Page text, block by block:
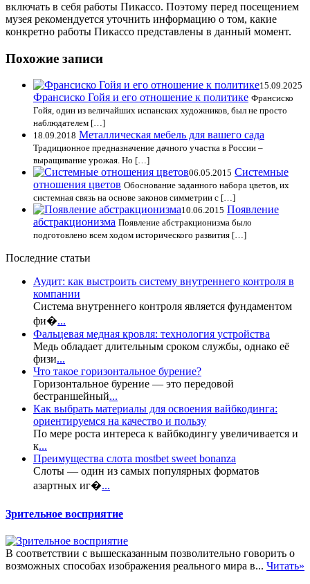
включать в себя работы Пикассо. Поэтому перед посещением
музея рекомендуется уточнить информацию о том, какие
конкретно работы Пикассо представлены в данный момент.
Похожие записи
15.09.2025
Франсиско Гойя и его отношение к политике Франсиско
Гойя, один из величайших испанских художников, был не просто
наблюдателем […]
18.09.2018 Металлическая мебель для вашего сада
Традиционное предназначение дачного участка в России –
выращивание урожая. Но […]
06.05.2015 Системные
отношения цветов Обоснование заданного набора цветов, их
системная связь на основе законов симметрии с […]
10.06.2015 Появление
абстракционизма Появление абстракционизма было
подготовлено всем ходом исторического развития […]
Последние статьи
Аудит: как выстроить систему внутреннего контроля в
компании
Система внутреннего контроля является фундаментом
фи�...
Фальцевая медная кровля: технология устройства
Медь обладает длительным сроком службы, однако её
физи...
Что такое горизонтальное бурение?
Горизонтальное бурение — это передовой
бестраншейный...
Как выбрать материалы для освоения вайбкодинга:
ориентируемся на качество и пользу
По мере роста интереса к вайбкодингу увеличивается и
к...
Преимущества слота mostbet sweet bonanza
Слоты — один из самых популярных форматов
азартных иг�...
Зрительное восприятие
В соответствии с вышесказанным позволительно говорить о
возможных способах изображения реального мира в... Читать»